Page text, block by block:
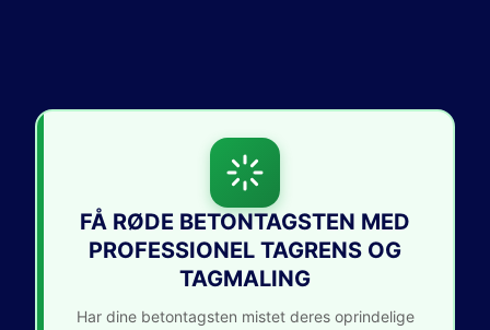
FÅ RØDE BETONTAGSTEN MED
PROFESSIONEL TAGRENS OG
TAGMALING
Har dine betontagsten mistet deres oprindelige